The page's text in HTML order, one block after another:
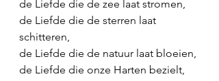
de Liefde die de zee laat stromen,
de Liefde die de sterren laat
schitteren,
de Liefde die de natuur laat bloeien,
de Liefde die onze Harten bezielt,